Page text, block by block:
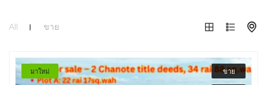
All ขาย
มาใหม่ ขาย